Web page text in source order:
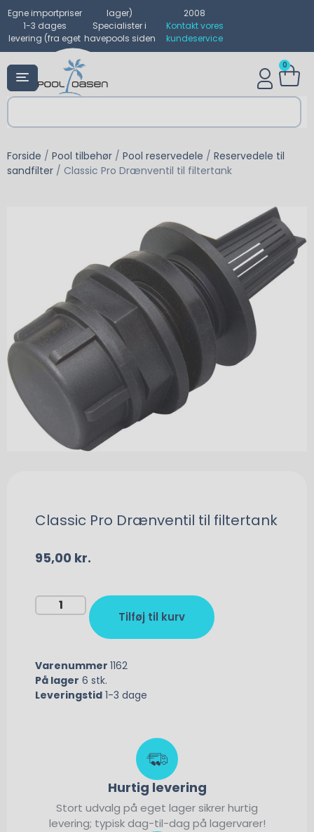
Egne importpriser
1-3 dages
levering (fra eget
lager)
Specialister i
havepools siden
2008
Kontakt vores
kundeservice
0
Forside / Pool tilbehør / Pool reservedele / Reservedele til
sandfilter / Classic Pro Drænventil til filtertank
Classic Pro Drænventil til filtertank
95,00 kr.
Tilføj til kurv
Varenummer 1162
På lager 6 stk.
Leveringstid 1-3 dage
Hurtig levering
Stort udvalg på eget lager sikrer hurtig
levering; typisk dag-til-dag på lagervarer!